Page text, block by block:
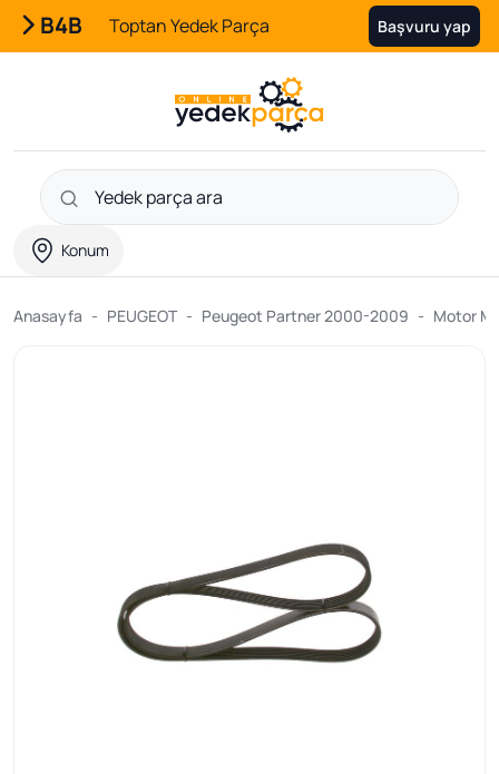
B4B Toptan Yedek Parça Başvuru yap
Konum
Anasayfa PEUGEOT Peugeot Partner 2000-2009 Motor